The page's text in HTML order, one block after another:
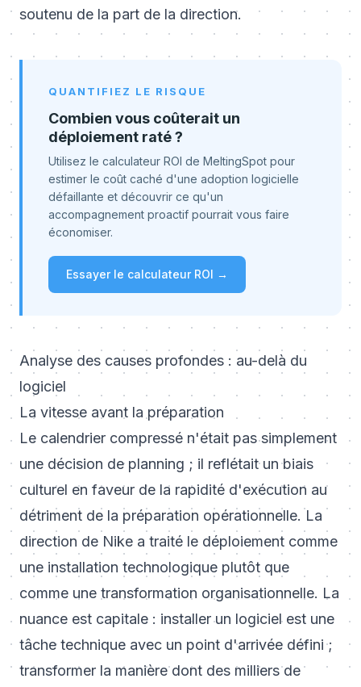
soutenu de la part de la direction.
QUANTIFIEZ LE RISQUE
Combien vous coûterait un
déploiement raté ?
Utilisez le calculateur ROI de MeltingSpot pour
estimer le coût caché d'une adoption logicielle
défaillante et découvrir ce qu'un
accompagnement proactif pourrait vous faire
économiser.
Essayer le calculateur ROI →
Analyse des causes profondes : au-delà du
logiciel
La vitesse avant la préparation
Le calendrier compressé n'était pas simplement
une décision de planning ; il reflétait un biais
culturel en faveur de la rapidité d'exécution au
détriment de la préparation opérationnelle. La
direction de Nike a traité le déploiement comme
une installation technologique plutôt que
comme une transformation organisationnelle. La
nuance est capitale : installer un logiciel est une
tâche technique avec un point d'arrivée défini ;
transformer la manière dont des milliers de